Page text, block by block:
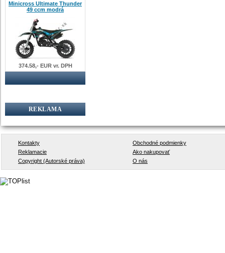
Minicross Ultimate Thunder
49 ccm modrá
374.58,- EUR vr. DPH
REKLAMA
Kontakty
Obchodné podmienky
Reklamacie
Ako nakupovať
Copyright (Autorské práva)
O nás